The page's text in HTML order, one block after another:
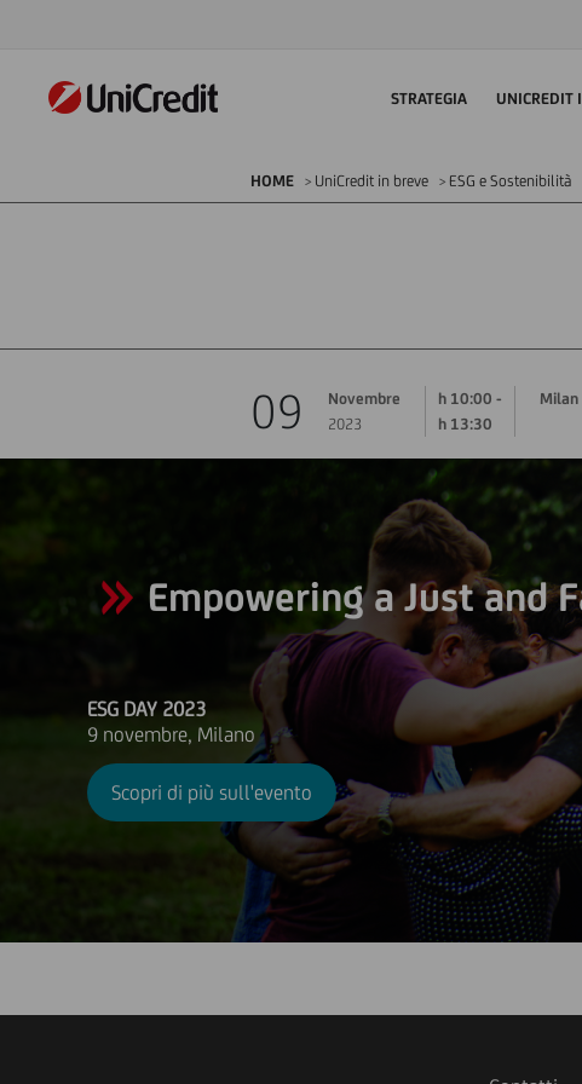
STRATEGIA UNICREDIT
HOME UniCredit in breve ESG e Sostenibilità
09
Novembre
2023
h 10:00 -
h 13:30
Milan
Empowering a Just and
ESG DAY 2023
9 novembre, Milano
Scopri di più sull'evento